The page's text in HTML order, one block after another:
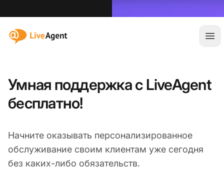
:site.title
Умная поддержка с LiveAgent
бесплатно!
Начните оказывать персонализированное
обслуживание своим клиентам уже сегодня
без каких-либо обязательств.